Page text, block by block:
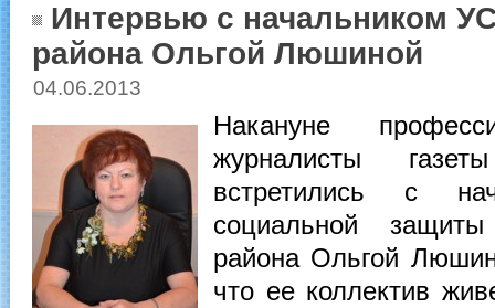
Интервью с начальником
района Ольгой Люшиной
04.06.2013
Накануне
журналисты
встретились с
социальной
района Ольгой
что ее коллектив